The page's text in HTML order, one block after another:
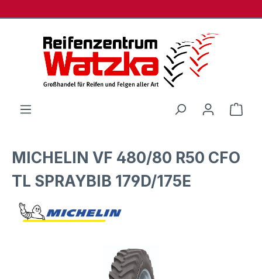
MICHELIN VF 480/80 R50 CFO
TL SPRAYBIB 179D/175E
Bildergalerie überspringen